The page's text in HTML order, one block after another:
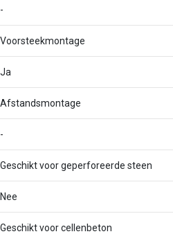
-
Voorsteekmontage
Ja
Afstandsmontage
-
Geschikt voor geperforeerde steen
Nee
Geschikt voor cellenbeton